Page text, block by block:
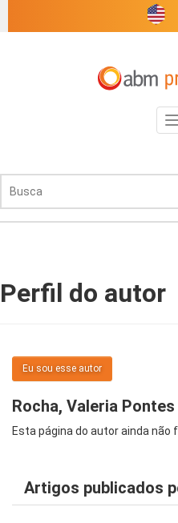
Perfil do autor
Eu sou esse autor
Rocha, Valeria
Esta página do autor ainda
Artigos publicados